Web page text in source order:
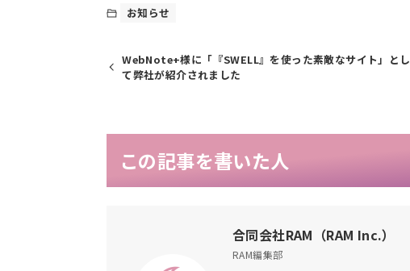
お知らせ
WebNote+様に「『SWELL』を使った素敵なサイト」とし
て弊社が紹介されました
この記事を書いた人
合同会社RAM（RAM Inc.）
RAM編集部